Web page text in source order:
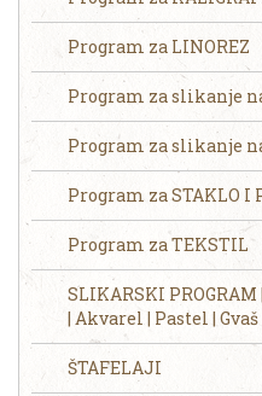
Program za LINOREZ
Program za slikanje
Program za slikanje
Program za STAKLO I
Program za TEKSTIL
SLIKARSKI
| Akvarel | Pastel | Gvaš
ŠTAFELAJI